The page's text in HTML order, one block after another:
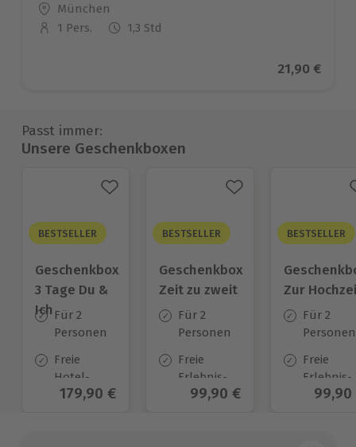
Standort
München
Anzahl der Teilnehmer
1 Pers. 1,3 Std
Aktueller
21,90 €
Passt immer:
Unsere Geschenkboxen
BESTSELLER
Geschenkbox
3 Tage Du &
Ich Für 2
Personen
Freie
Hotel-
Auswahl
Aktueller Preis
179,90 €
BESTSELLER
Geschenkbox
Zeit zu zweit
Für 2
Personen
Freie
Erlebnis-
Auswahl
Aktueller Preis
99,90 €
BESTSELLER
Zur
Für 2
Personen
Freie
Erlebnis-
Auswahl
99,90